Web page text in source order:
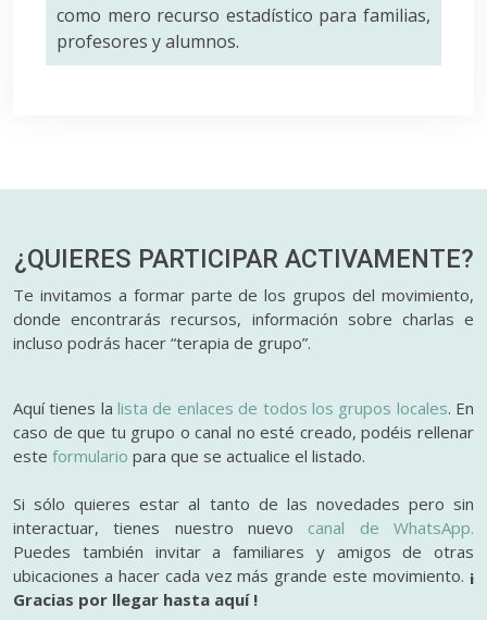
como mero recurso estadístico para familias,
profesores y alumnos.
¿QUIERES PARTICIPAR ACTIVAMENTE?
Te invitamos a formar parte de los grupos del movimiento,
donde encontrarás recursos, información sobre charlas e
incluso podrás hacer “terapia de grupo”.
Aquí tienes lalista de enlaces de todos los grupos locales. En
caso de que tu grupo o canal no esté creado, podéis rellenar
este formulario para que se actualice el listado.
Si sólo quieres estar al tanto de las novedades pero sin
interactuar, tienes nuestro nuevo canal de WhatsApp.
Puedes también invitar a familiares y amigos de otras
ubicaciones a hacer cada vez más grande este movimiento. ¡
Gracias por llegar hasta aquí !